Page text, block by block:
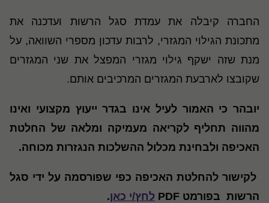
החברה קיבלה את עמדת סגל הרשות ועדכנה את
מתכונת הגילוי המגזרי, לרבות עדכון מספרי השוואה, על
מנת שזה ישקף גילוי מגזרי המפצל את שני המגזרים
שקובצו לארבעת המגזרים המרכיבים אותם.
יובהר כי האמור לעיל אינו בגדר ייעוץ מקצועי ואינו
מהווה תחליף לקריאה מעמיקה ומלאה של החלטת
האכיפה ולבחינת מכלול ההשלכות הנגזרות מכוחה.
לקישור להחלטת האכיפה כפי שפורסמה על ידי סגל
הרשות בפורמט PDF
לחץ/י כאן.